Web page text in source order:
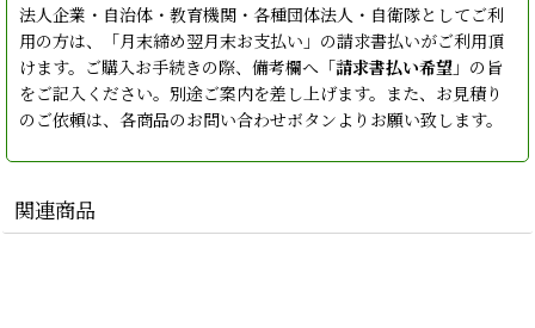
法人企業・自治体・教育機関・各種団体法人・自衛隊としてご利
用の方は、「月末締め翌月末お支払い」の請求書払いがご利用頂
けます。ご購入お手続きの際、備考欄へ「請求書払い希望 」の旨
をご記入ください。別途ご案内を差し上げます。また、お見積り
のご依頼は、各商品のお問い合わせボタンよりお願い致します。
関連商品